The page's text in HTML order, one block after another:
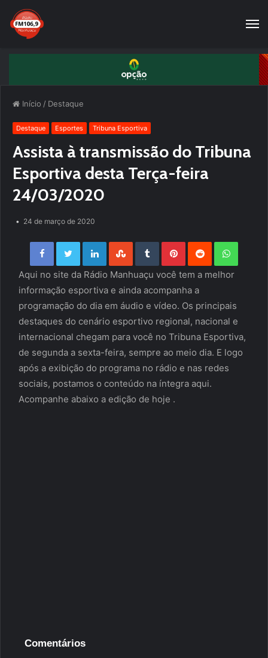
Início / Destaque
Destaque Esportes Tribuna Esportiva
Assista à transmissão do Tribuna
Esportiva desta Terça-feira
24/03/2020
24 de março de 2020
Facebook Twitter LinkedIn StumbleUpon Tumblr Pinterest Reddit
Aqui no site da Rádio Manhuaçu você tem a melhor
informação esportiva e ainda acompanha a
programação do dia em áudio e vídeo. Os principais
destaques do cenário esportivo regional, nacional e
internacional chegam para você no Tribuna Esportiva,
de segunda a sexta-feira, sempre ao meio dia. E logo
após a exibição do programa no rádio e nas redes
sociais, postamos o conteúdo na íntegra aqui.
Acompanhe abaixo a edição de hoje .
Comentários